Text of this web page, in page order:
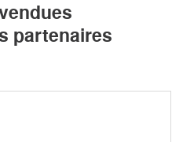
partenaires